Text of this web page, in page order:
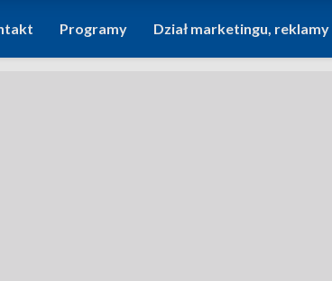
Programy Dział marketingu,